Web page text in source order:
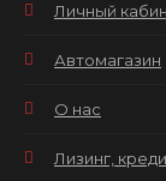
Личный
Автомагазин
О нас
Лизинг,